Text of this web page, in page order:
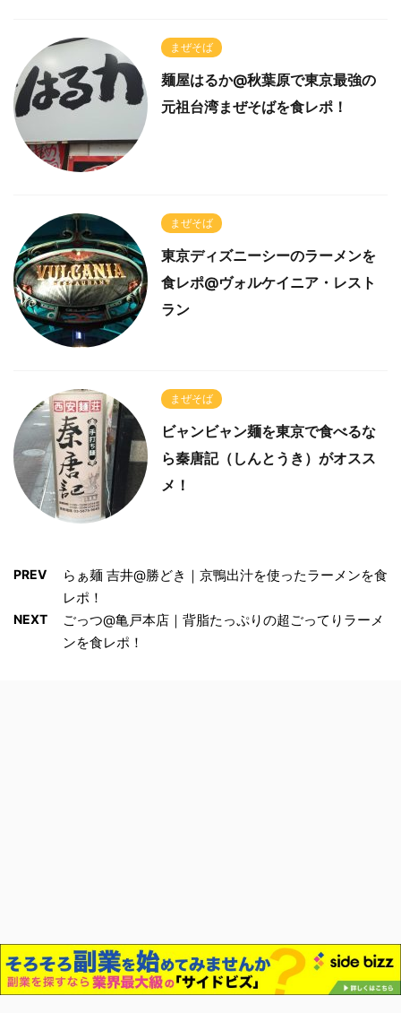
まぜそば
麺屋はるか@秋葉原で東京最強の
元祖台湾まぜそばを食レポ！
まぜそば
東京ディズニーシーのラーメンを
食レポ@ヴォルケイニア・レスト
ラン
まぜそば
ビャンビャン麺を東京で食べるな
ら秦唐記（しんとうき）がオスス
メ！
PREV
らぁ麺 吉井@勝どき｜京鴨出汁を使ったラーメンを食
レポ！
NEXT
ごっつ@亀戸本店｜背脂たっぷりの超ごってりラーメ
ンを食レポ！